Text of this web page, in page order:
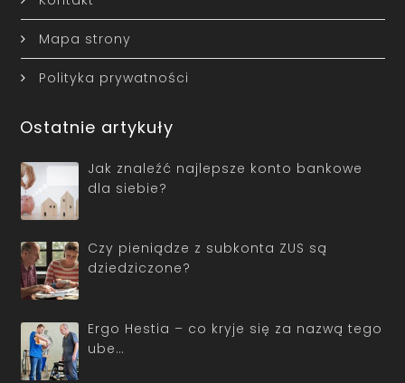
Mapa strony
Polityka prywatności
Ostatnie artykuły
Jak znaleźć najlepsze konto bankowe
dla siebie?
Czy pieniądze z subkonta ZUS są
dziedziczone?
Ergo Hestia – co kryje się za nazwą tego
ube…